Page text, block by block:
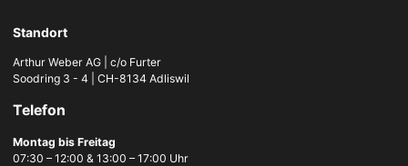
Standort
Arthur Weber AG | c/o Furter
Soodring 3 - 4 | CH-8134 Adliswil
Telefon
Montag bis Freitag
07:30 – 12:00 & 13:00 – 17:00 Uhr